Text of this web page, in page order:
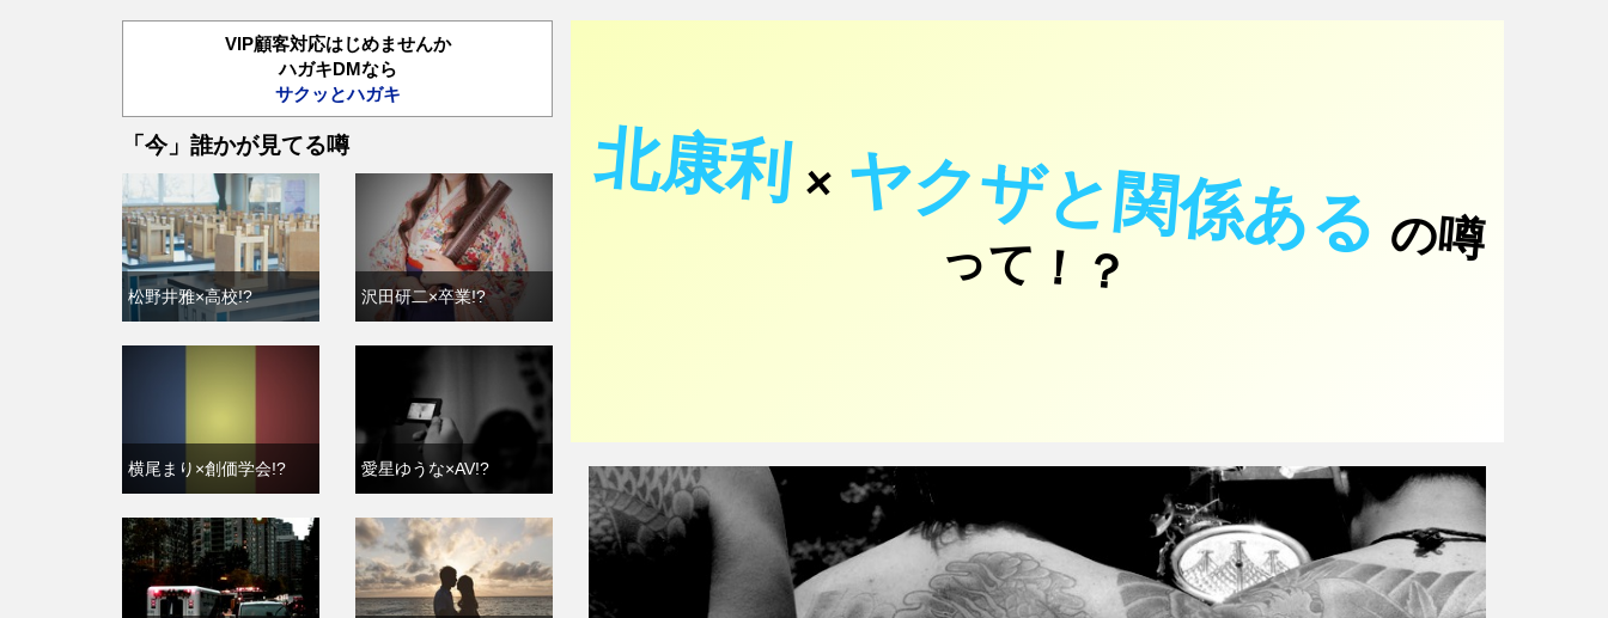
北康利× ヤクザと関係ある の
噂
っ て
！
？
VIP顧客対応はじめませんか
ハガキDMなら
サクッとハガキ
「今」誰かが見てる噂
松野井雅×高校!? 沢田研二×卒業!?
横尾まり×創価学会!? 愛星ゆうな×AV!?